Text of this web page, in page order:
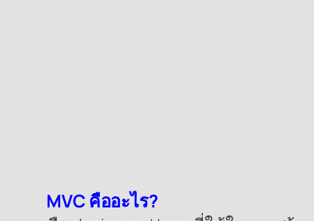
MVC คืออะไร?